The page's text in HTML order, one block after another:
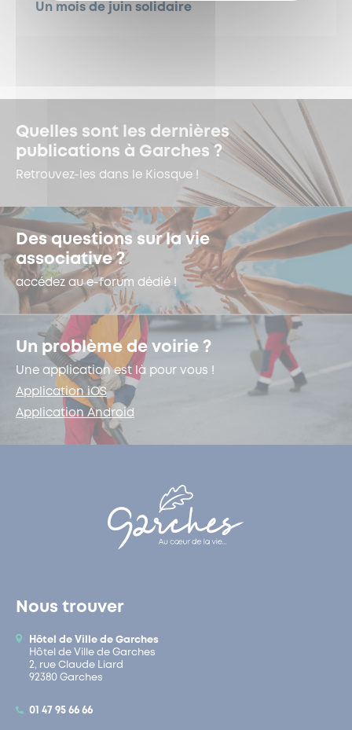
Un mois de juin solidaire
Quelles sont les dernières
publications à Garches ?
Retrouvez-les dans le Kiosque !
Des questions sur la vie
associative ?
accédez au e-forum dédié !
Un problème de voirie ?
Une application est là pour vous !
Application iOS
Application Android
Nous trouver
Hôtel de Ville de Garches
Hôtel de Ville de Garches
2, rue Claude Liard
92380 Garches
01 47 95 66 66